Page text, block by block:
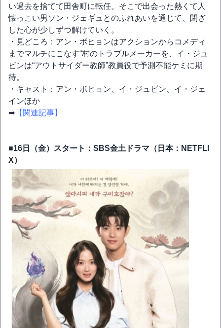
い過去を捨てて田舎町に転任。そこで出会った熱くて人
懐っこい男ソン・ジェギュとのふれあいを通じて、閉ざ
した心が少しずつ解けていく。
・見どころ：アン・ボヒョンはアクションからコメディ
までマルチにこなす“村のトラブルメーカーを、イ・ジュ
ビンは“アウトサイダー教師”教員役で予測不能ケミに期
待。
・キャスト：アン・ボヒョン、イ・ジュビン、イ・ジェ
インほか
➡ 【関連記事】
■16日（金）スタート：SBS金土ドラマ（日本：NETFLI
X）